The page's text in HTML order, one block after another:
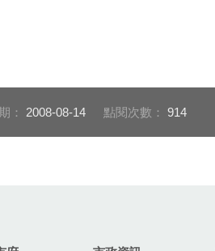
： 2008-08-14 點閱次數： 914